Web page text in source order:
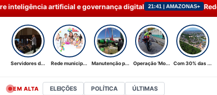
e governança digital 21:41 | AMAZONAS+ Rede municipal de
Servidores d... Rede municip... Manutenção p... Operação ‘Mo... Com 30% das ...
EM ALTA ELEIÇÕES POLÍTICA ÚLTIMAS